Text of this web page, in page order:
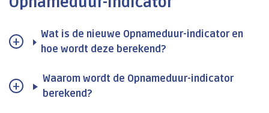
Wat is de nieuwe Opnameduur-indicator en
hoe wordt deze berekend?
Waarom wordt de Opnameduur-indicator
berekend?